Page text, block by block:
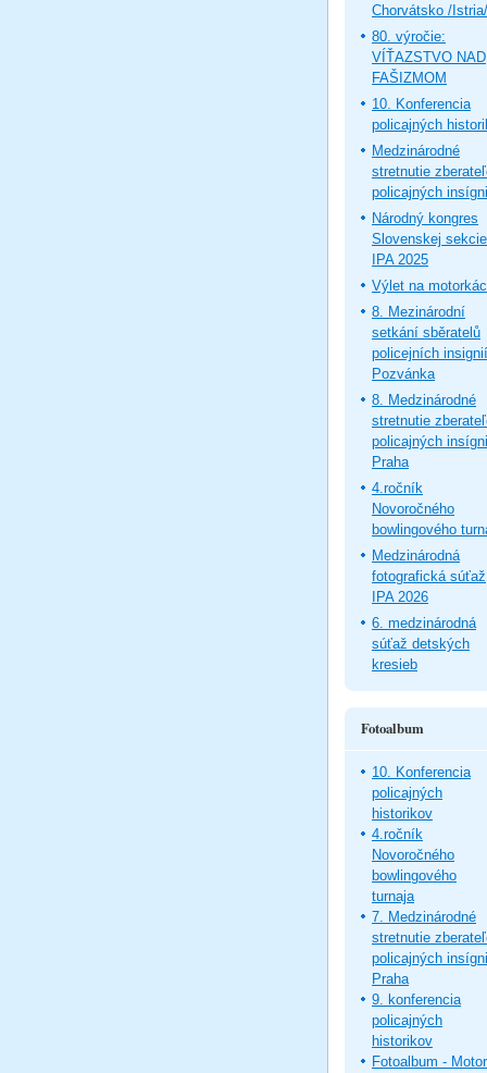
Chorvátsko /Istria/
80. výročie:
VÍŤAZSTVO NAD
FAŠIZMOM
10. Konferencia
policajných
Medzinárodné
stretnutie
policajných
Národný kongres
Slovenskej sekcie
IPA 2025
Výlet na
8. Mezinárodní
setkání sběratelů
policejních
Pozvánka
8. Medzinárodné
stretnutie
policajných
Praha
4.ročník
Novoročného
bowlingového
Medzinárodná
fotografická súťaž
IPA 2026
6. medzinárodná
súťaž detských
kresieb
Fotoalbum
10. Konferencia
policajných
historikov
4.ročník
Novoročného
bowlingového
turnaja
7. Medzinárodné
stretnutie
policajných
Praha
9. konferencia
policajných
historikov
Fotoalbum -